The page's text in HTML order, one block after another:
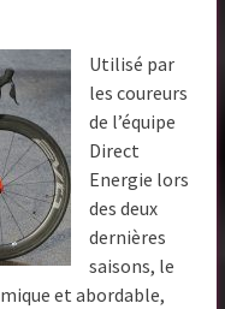
Utilisé par
les coureurs
de l’équipe
Direct
Energie lors
des deux
dernières
saisons, le
et abordable,